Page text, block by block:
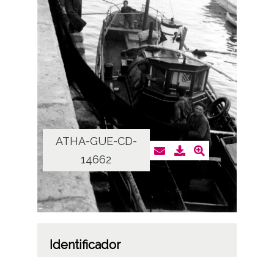
ATHA-GUE-CD-
14662
Identificador